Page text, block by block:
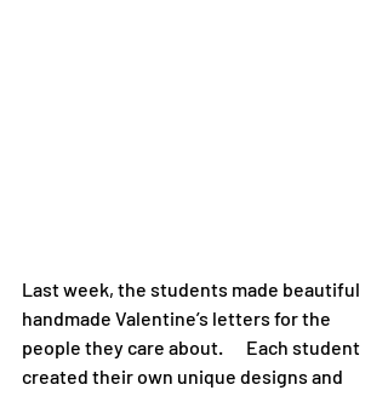
Last week, the students made beautiful
handmade Valentine’s letters for the
people they care about. 　Each student
created their own unique designs and